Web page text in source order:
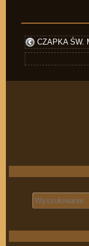
CZAPKA ŚW.
Search for: